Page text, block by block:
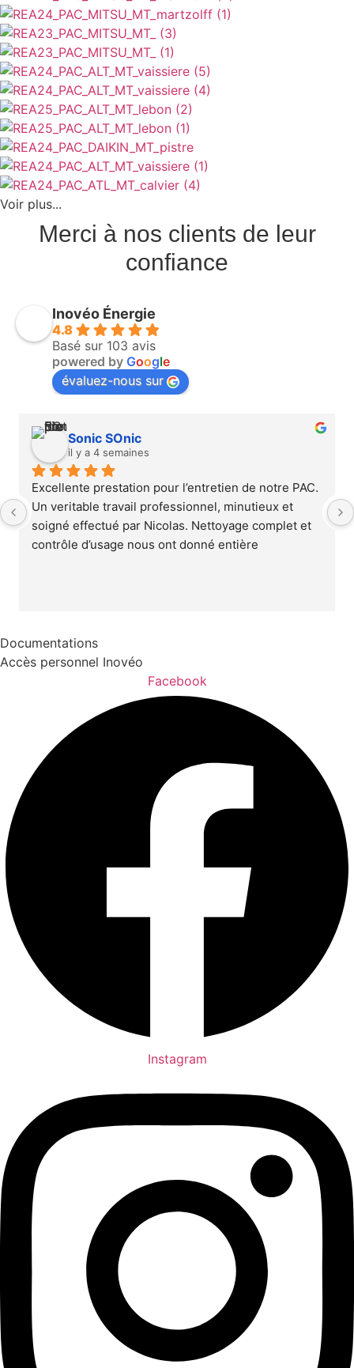
Voir plus...
Merci à nos clients de leur
confiance
Inovéo Énergie
4.8
Basé sur 103 avis
powered by Google
évaluez-nous sur
Sonic SOnic
il y a 4 semaines
Excellente prestation pour l’entretien de notre PAC.
Un veritable travail professionnel, minutieux et
soigné effectué par Nicolas. Nettoyage complet et
contrôle d’usage nous ont donné entière
Documentations
Accès personnel Inovéo
Facebook
Instagram